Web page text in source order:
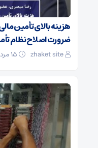
هزینه بالای تأمین
ضرورت اصلاح نظام
zhaket site